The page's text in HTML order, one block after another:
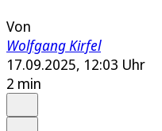
Von
Wolfgang Kirfel
17.09.2025, 12:03 Uhr
2 min